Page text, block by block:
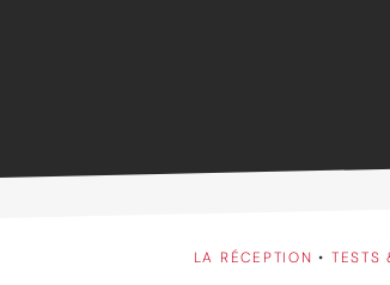
LA RÉCEPTION • TESTS